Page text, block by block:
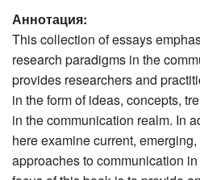
Аннотация:
This collection of essays
research paradigms in the
provides researchers and
in the form of ideas, concepts,
in the communication realm. In
here examine current,
approaches to communication